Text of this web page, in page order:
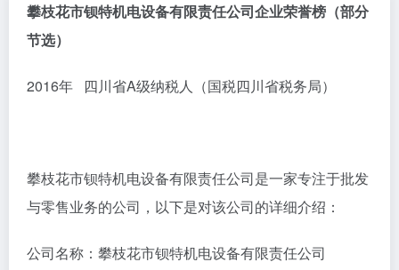
攀枝花市钡特机电设备有限责任公司企业荣誉榜（部分
节选）
2016年 四川省A级纳税人（国税四川省税务局）
攀枝花市钡特机电设备有限责任公司是一家专注于批发
与零售业务的公司，以下是对该公司的详细介绍：
公司名称：攀枝花市钡特机电设备有限责任公司